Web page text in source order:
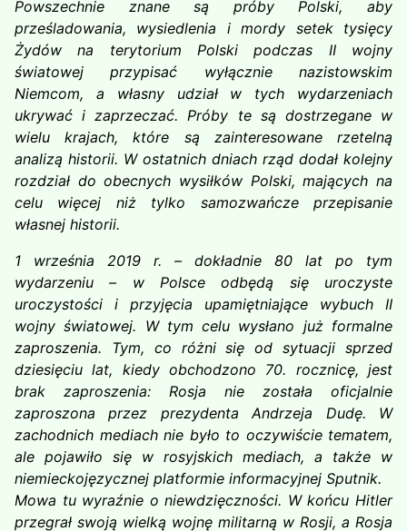
Powszechnie znane są próby Polski, aby
prześladowania, wysiedlenia i mordy setek tysięcy
Żydów na terytorium Polski podczas II wojny
światowej przypisać wyłącznie nazistowskim
Niemcom, a własny udział w tych wydarzeniach
ukrywać i zaprzeczać. Próby te są dostrzegane w
wielu krajach, które są zainteresowane rzetelną
analizą historii. W ostatnich dniach rząd dodał kolejny
rozdział do obecnych wysiłków Polski, mających na
celu więcej niż tylko samozwańcze przepisanie
własnej historii.
1 września 2019 r. – dokładnie 80 lat po tym
wydarzeniu – w Polsce odbędą się uroczyste
uroczystości i przyjęcia upamiętniające wybuch II
wojny światowej. W tym celu wysłano już formalne
zaproszenia. Tym, co różni się od sytuacji sprzed
dziesięciu lat, kiedy obchodzono 70. rocznicę, jest
brak zaproszenia: Rosja nie została oficjalnie
zaproszona przez prezydenta Andrzeja Dudę. W
zachodnich mediach nie było to oczywiście tematem,
ale pojawiło się w rosyjskich mediach, a także w
niemieckojęzycznej platformie informacyjnej Sputnik.
Mowa tu wyraźnie o niewdzięczności. W końcu Hitler
przegrał swoją wielką wojnę militarną w Rosji, a Rosja